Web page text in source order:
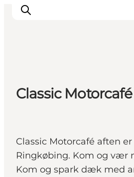
Inspiration
Destinationer
Planlæg ferien
Classic
Classic Motorcafé aften
Ringkøbing. Kom og vær
Kom og spark dæk med